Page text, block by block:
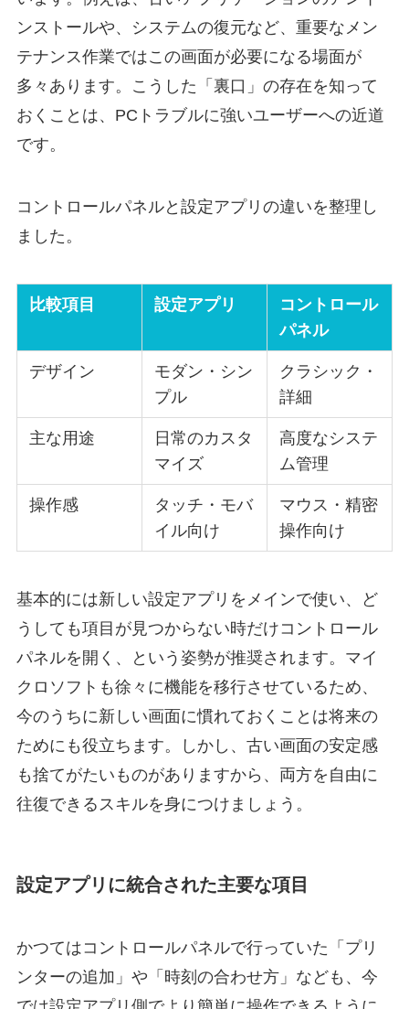
ンストールや、システムの復元など、重要なメン
テナンス作業ではこの画面が必要になる場面が
多々あります。こうした「裏口」の存在を知って
おくことは、PCトラブルに強いユーザーへの近道
です。
コントロールパネルと設定アプリの違いを整理し
ました。
比較項目 設定アプリ
コントロール
パネル
デザイン
モダン・シン
プル
クラシック・
詳細
主な用途
日常のカスタ
マイズ
高度なシステ
ム管理
操作感
タッチ・モバ
イル向け
マウス・精密
操作向け
基本的には新しい設定アプリをメインで使い、ど
うしても項目が見つからない時だけコントロール
パネルを開く、という姿勢が推奨されます。マイ
クロソフトも徐々に機能を移行させているため、
今のうちに新しい画面に慣れておくことは将来の
ためにも役立ちます。しかし、古い画面の安定感
も捨てがたいものがありますから、両方を自由に
往復できるスキルを身につけましょう。
設定アプリに統合された主要な項目
かつてはコントロールパネルで行っていた「プリ
ンターの追加」や「時刻の合わせ方」なども、今